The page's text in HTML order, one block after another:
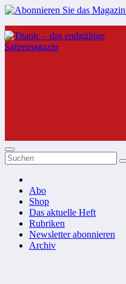
Zum
Inhalt
springen
Abo
Shop
Das aktuelle Heft
Rubriken
Newsletter abonnieren
Archiv